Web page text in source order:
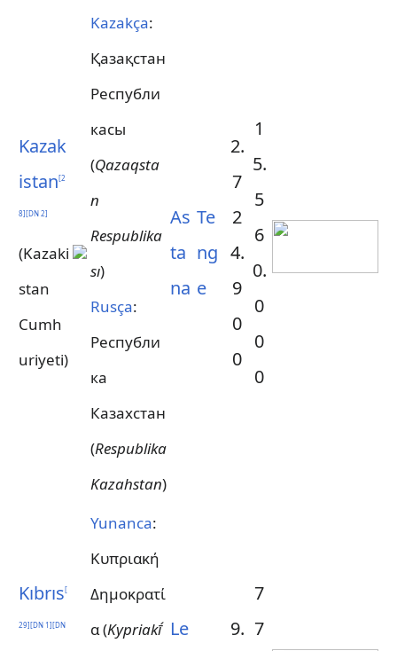
Kazak
istan[2
8][DN 2]
(Kazaki
stan
Cumh
uriyeti)
Kazakça:
Қазақстан
Республи
касы
(Qazaqsta
n
Respublika
sı)
Rusça:
Республи
ка
Казахстан
(Respublika
Kazahstan)
As
ta
na
Te
ng
e
2.
7
2
4.
9
0
0
1
5.
5
6
0.
0
0
0
Kıbrıs[
29][DN 1][DN
Yunanca:
Κυπριακή
Δημοκρατί
α (Kypriakī́ Le
9.
7
7